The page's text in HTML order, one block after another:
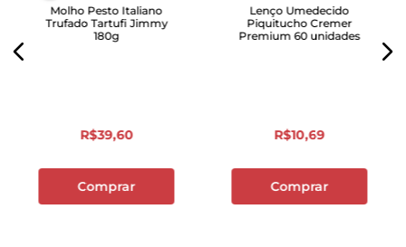
Molho Pesto Italiano
Trufado Tartufi Jimmy
180g
R$39,60
Comprar
Lenço Umedecido
Piquitucho Cremer
Premium 60 unidades
R$10,69
Comprar